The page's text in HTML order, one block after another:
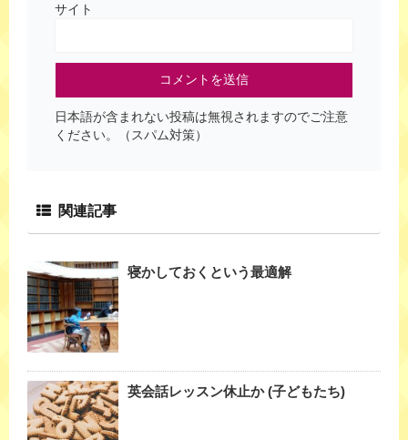
サイト
日本語が含まれない投稿は無視されますのでご注意
ください。（スパム対策）
関連記事
寝かしておくという最適解
英会話レッスン休止か (子どもたち)